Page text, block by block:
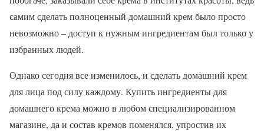
самим сделать полноценный домашний крем было просто
невозможно – доступ к нужным ингредиентам был только у
избранных людей.
Однако сегодня все изменилось, и сделать домашний крем
для лица под силу каждому. Купить ингредиенты для
домашнего крема можно в любом специализированном
магазине, да и состав кремов поменялся, упростив их